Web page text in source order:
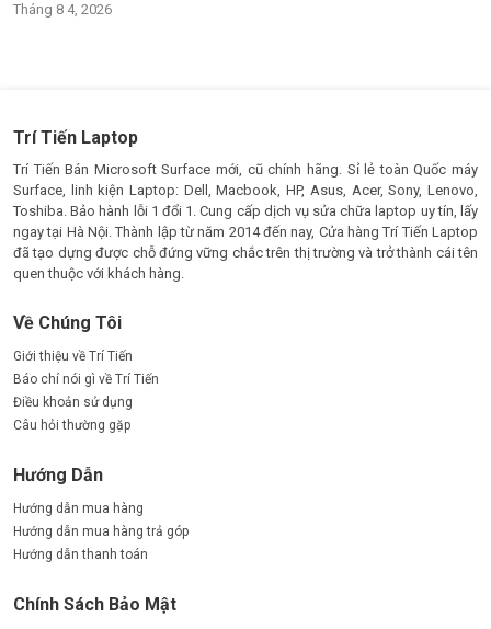
Tháng 8 4, 2026
Trí Tiến Laptop
Trí Tiến Bán Microsoft Surface mới, cũ chính hãng. Sỉ lẻ toàn Quốc máy
Surface, linh kiện Laptop: Dell, Macbook, HP, Asus, Acer, Sony, Lenovo,
Toshiba. Bảo hành lỗi 1 đổi 1. Cung cấp dịch vụ sửa chữa laptop uy tín, lấy
ngay tại Hà Nội. Thành lập từ năm 2014 đến nay, Cửa hàng Trí Tiến Laptop
đã tạo dựng được chỗ đứng vững chắc trên thị trường và trở thành cái tên
quen thuộc với khách hàng.
Về Chúng Tôi
Giới thiệu về Trí Tiến
Báo chí nói gì về Trí Tiến
Điều khoản sử dụng
Câu hỏi thường gặp
Hướng Dẫn
Hướng dẫn mua hàng
Hướng dẫn mua hàng trả góp
Hướng dẫn thanh toán
Chính Sách Bảo Mật